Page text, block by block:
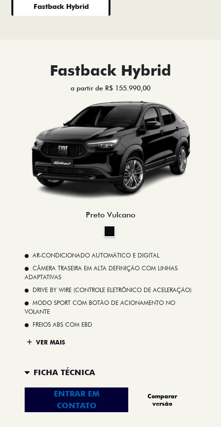
Fastback Hybrid
Fastback Hybrid
a partir de R$ 155.990,00
Preto Vulcano
AR-CONDICIONADO AUTOMÁTICO E DIGITAL
CÂMERA TRASEIRA EM ALTA DEFINIÇÃO COM LINHAS
ADAPTATIVAS
DRIVE BY WIRE (CONTROLE ELETRÔNICO DE ACELERAÇÃO)
MODO SPORT COM BOTÃO DE ACIONAMENTO NO
VOLANTE
FREIOS ABS COM EBD
VER MAIS
FICHA TÉCNICA
ENTRAR EM
CONTATO
Comparar
versão